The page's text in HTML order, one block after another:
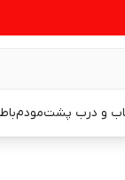
و درب پشتمودم